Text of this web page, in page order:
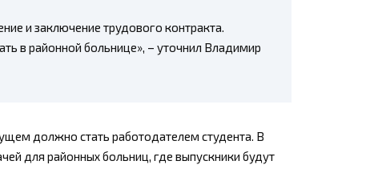
и заключение трудового контракта.
в районной больнице», – уточнил Владимир
должно стать работодателем студента. В
для районных больниц, где выпускники будут